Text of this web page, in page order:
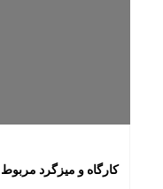
کارگاه و میزگرد